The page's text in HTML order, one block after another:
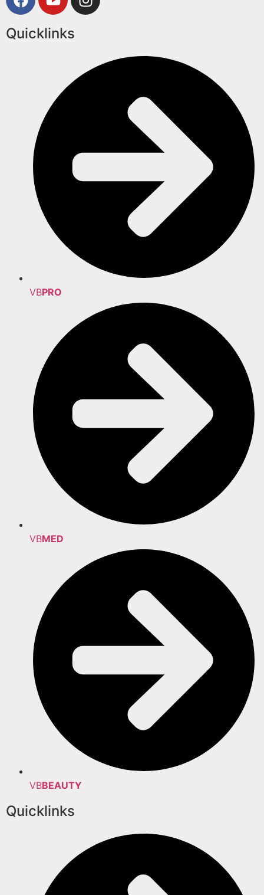
Quicklinks
VBPRO
VBMED
VBBEAUTY
Quicklinks